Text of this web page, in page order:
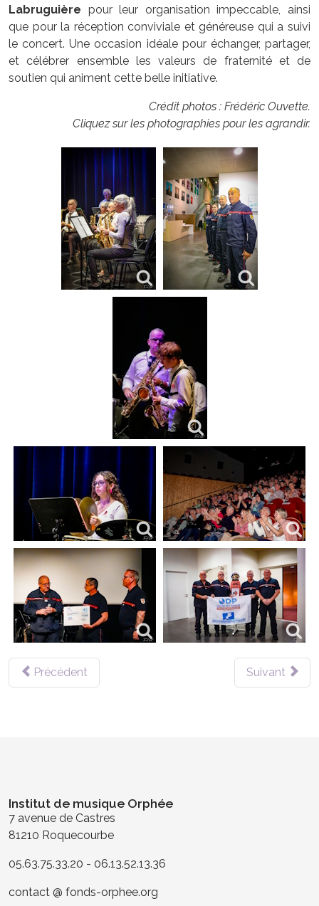
Labruguière pour leur organisation impeccable, ainsi
que pour la réception conviviale et généreuse qui a suivi
le concert. Une occasion idéale pour échanger, partager,
et célébrer ensemble les valeurs de fraternité et de
soutien qui animent cette belle initiative.
Crédit photos : Frédéric Ouvette.
Cliquez sur les photographies pour les agrandir.
Précédent Suivant
Institut de musique Orphée
7 avenue de Castres
81210 Roquecourbe
05.63.75.33.20 - 06.13.52.13.36
contact @ fonds-orphee.org